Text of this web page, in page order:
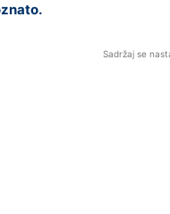
Sadržaj se